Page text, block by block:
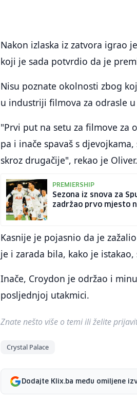
Nakon izlaska iz zatvora igrao
koji je sada potvrdio da je
Nisu poznate okolnosti zbog
u industriji filmova za odrasle
"Prvi put na setu za filmove za
pa i inače spavaš s
skroz drugačije", rekao je Oliver.
PREMIERSHIP
Sezona iz snova za
zadržao prvo mjesto
Kasnije je pojasnio da je
je i zarada bila, kako je istakao,
Inače, Croydon je održao i
posljednjoj utakmici.
Znate nešto više o temi ili želite
Crystal Palace
Dodajte Klix.ba među omiljene